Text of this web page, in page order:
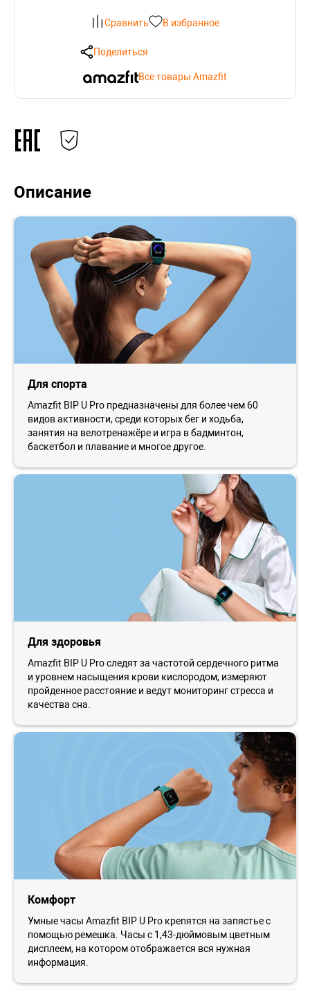
Сравнить В избранное
Поделиться
Все товары Amazfit
Описание
Для спорта
Amazfit BIP U Pro предназначены для более чем 60
видов активности, среди которых бег и ходьба,
занятия на велотренажёре и игра в бадминтон,
баскетбол и плавание и многое другое.
Для здоровья
Amazfit BIP U Pro следят за частотой сердечного ритма
и уровнем насыщения крови кислородом, измеряют
пройденное расстояние и ведут мониторинг стресса и
качества сна.
Комфорт
Умные часы Amazfit BIP U Pro крепятся на запястье с
помощью ремешка. Часы с 1,43-дюймовым цветным
дисплеем, на котором отображается вся нужная
информация.